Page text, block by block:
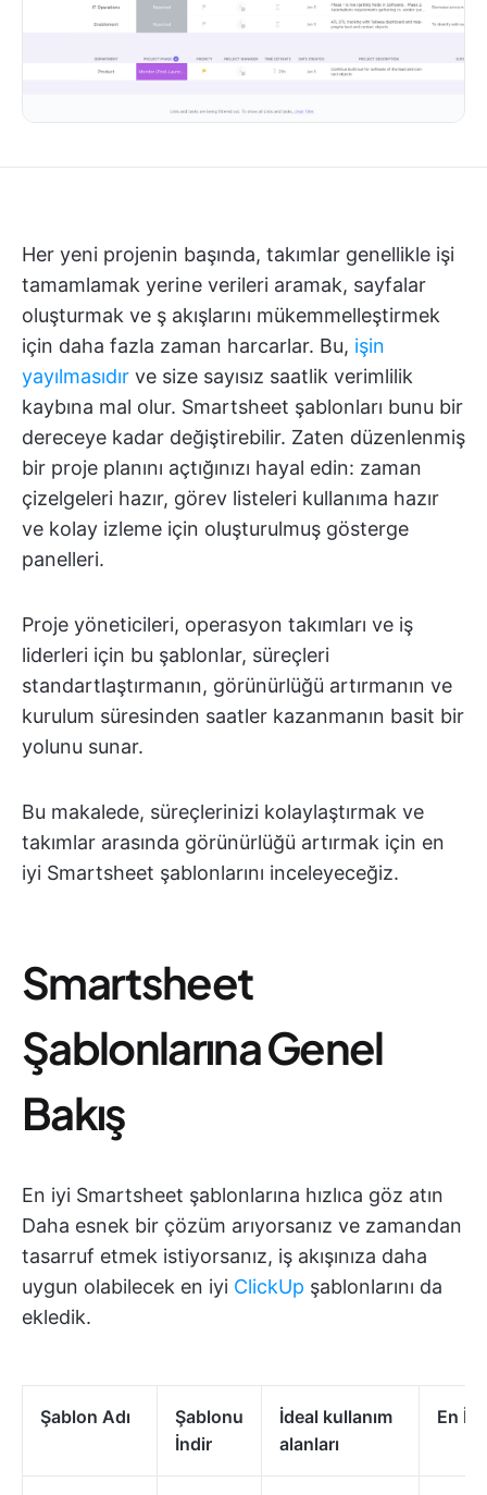
Her yeni projenin başında, takımlar genellikle işi
tamamlamak yerine verileri aramak, sayfalar
oluşturmak ve ş akışlarını mükemmelleştirmek
için daha fazla zaman harcarlar. Bu, işin
yayılmasıdır ve size sayısız saatlik verimlilik
kaybına mal olur. Smartsheet şablonları bunu bir
dereceye kadar değiştirebilir. Zaten düzenlenmiş
bir proje planını açtığınızı hayal edin: zaman
çizelgeleri hazır, görev listeleri kullanıma hazır
ve kolay izleme için oluşturulmuş gösterge
panelleri.
Proje yöneticileri, operasyon takımları ve iş
liderleri için bu şablonlar, süreçleri
standartlaştırmanın, görünürlüğü artırmanın ve
kurulum süresinden saatler kazanmanın basit bir
yolunu sunar.
Bu makalede, süreçlerinizi kolaylaştırmak ve
takımlar arasında görünürlüğü artırmak için en
iyi Smartsheet şablonlarını inceleyeceğiz.
Smartsheet
Şablonlarına Genel
Bakış
En iyi Smartsheet şablonlarına hızlıca göz atın
Daha esnek bir çözüm arıyorsanız ve zamandan
tasarruf etmek istiyorsanız, iş akışınıza daha
uygun olabilecek en iyi ClickUp şablonlarını da
ekledik.
Şablon Adı
Şablonu
İndir
İdeal kullanım
alanları
En